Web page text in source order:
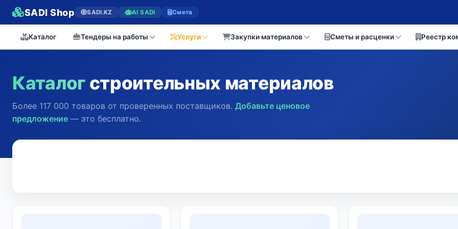
SADI Shop SADI.KZ AI SADI Смета
Каталог Тендеры на работы Услуги Закупки материалов Сметы и расценки Реестр
Каталогстроительных материалов
Более 117 000 товаров от проверенных поставщиков. Добавьте ценовое
предложение — это бесплатно.